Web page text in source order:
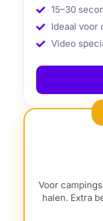
15–30
Ideaal voor
Video
Voor
halen. Extra